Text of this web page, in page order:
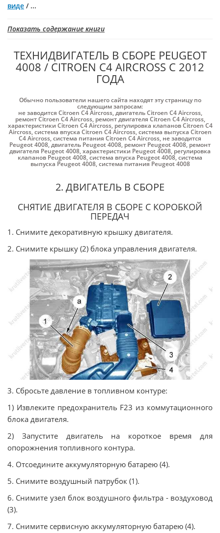
виде / ...
Показать содержание книги
ТЕХНИДВИГАТЕЛЬ В СБОРЕ PEUGEOT
4008 / CITROEN C4 AIRCROSS С 2012
ГОДА
Обычно пользователи нашего сайта находят эту страницу по
следующим запросам:
не заводится Citroen C4 Aircross,двигатель Citroen C4 Aircross,
ремонт Citroen C4 Aircross, ремонт двигателя Citroen C4 Aircross,
характеристики Citroen C4 Aircross, регулировка клапанов Citroen C4
Aircross,система впуска Citroen C4 Aircross,система выпуска Citroen
C4 Aircross,система питания Citroen C4 Aircross, не заводится
Peugeot 4008,двигатель Peugeot 4008, ремонт Peugeot 4008, ремонт
двигателя Peugeot 4008,характеристики Peugeot 4008, регулировка
клапанов Peugeot 4008,система впуска Peugeot 4008,система
выпуска Peugeot 4008,система питания Peugeot 4008
2. ДВИГАТЕЛЬ В СБОРЕ
СНЯТИЕ ДВИГАТЕЛЯ В СБОРЕ С КОРОБКОЙ
ПЕРЕДАЧ
1. Снимите декоративную крышку двигателя.
2. Снимите крышку (2) блока управления двигателя.
3. Сбросьте давление в топливном контуре:
1) Извлеките предохранитель F23 из коммутационного
блока двигателя.
2) Запустите двигатель на короткое время для
опорожнения топливного контура.
4. Отсоедините аккумуляторную батарею (4).
5. Снимите воздушный патрубок (1).
6. Снимите узел блок воздушного фильтра - воздуховод
(3).
7. Снимите сервисную аккумуляторную батарею (4).